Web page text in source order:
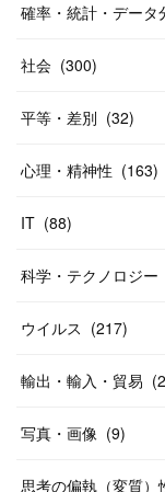
確率・統計・データ
社会 (300)
平等・差別 (32)
心理・精神性 (163)
IT (88)
科学・テクノロジー
ウイルス (217)
輸出・輸入・貿易 (
写真・画像 (9)
思考の偏執（変質）